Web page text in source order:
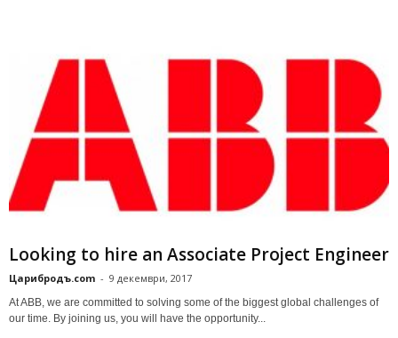
Looking to hire an Associate Project Engineer
Царибродъ.com - 9 декември, 2017
At ABB, we are committed to solving some of the biggest global challenges of
our time. By joining us, you will have the opportunity...